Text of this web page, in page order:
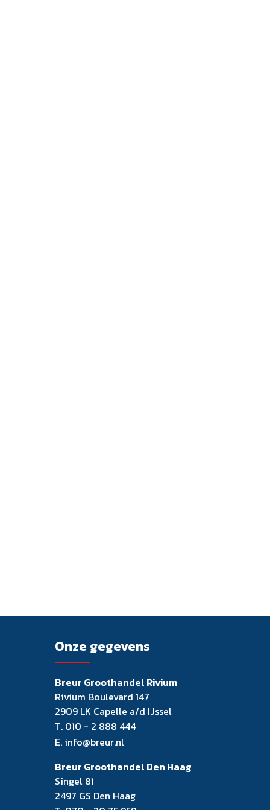
Onze gegevens
Breur Groothandel Rivium
Rivium Boulevard 147
2909 LK Capelle a/d IJssel
T. 010 - 2 888 444
E. info@breur.nl
Breur Groothandel Den Haag
Singel 81
2497 GS Den Haag